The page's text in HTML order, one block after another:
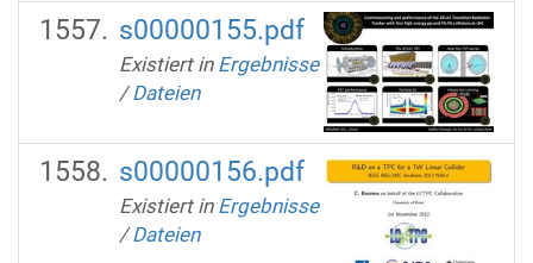
s00000155.pdf
Existiert in Ergebnisse
/Dateien
s00000156.pdf
Existiert in Ergebnisse
/Dateien